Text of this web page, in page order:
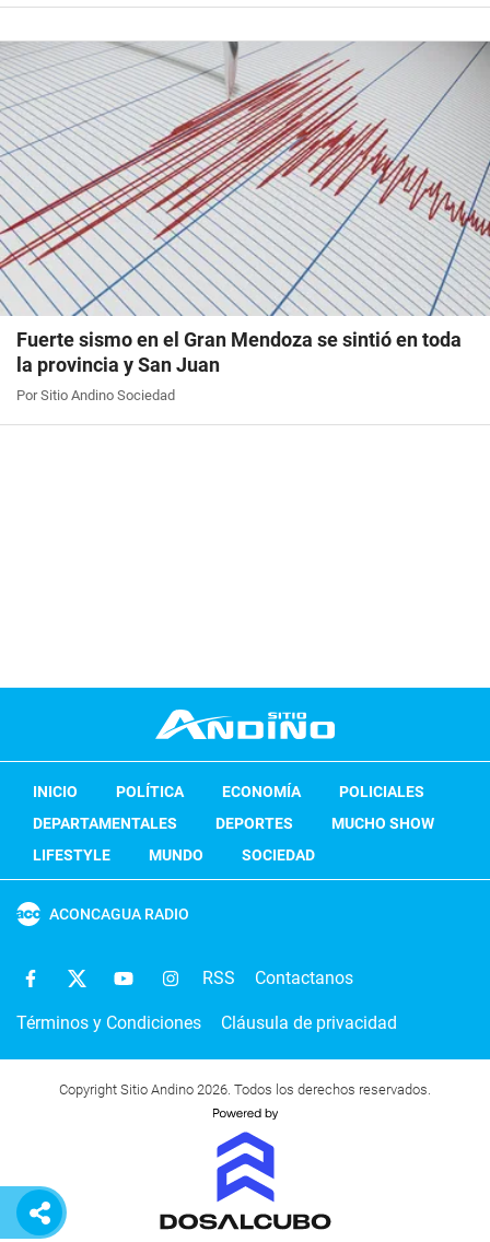
Fuerte sismo en el Gran Mendoza se sintió en toda
la provincia y San Juan
Por Sitio Andino Sociedad
INICIO POLÍTICA ECONOMÍA
POLICIALES
DEPARTAMENTALES
DEPORTES
MUCHO SHOW
LIFESTYLE
MUNDO SOCIEDAD
ACONCAGUA RADIO
RSS Contactanos
Términos y Condiciones Cláusula de privacidad
Copyright Sitio Andino 2026. Todos los derechos reservados.